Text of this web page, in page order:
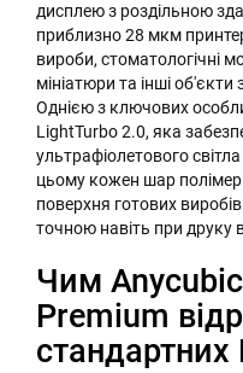
дисплею з роздільною
приблизно 28 мкм
вироби, стоматологічні
мініатюри та інші
Однією з ключових
LightTurbo 2.0, яка
ультрафіолетового
цьому кожен шар
поверхня готових
точною навіть при друку
Чим
Premium
стандартних